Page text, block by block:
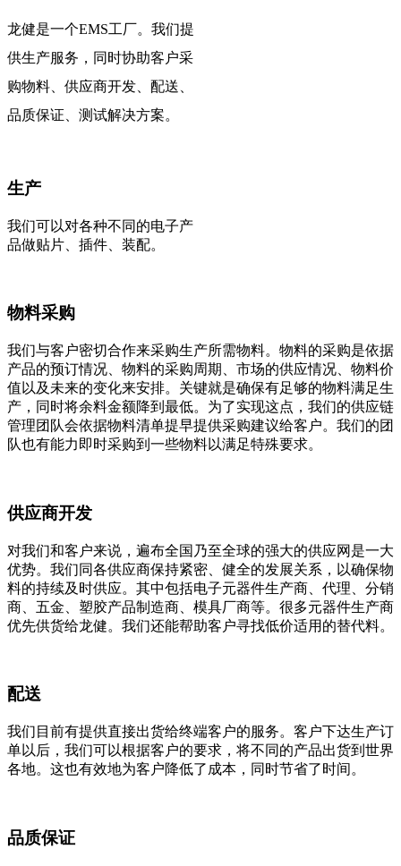
龙健是一个EMS工厂。我们提
供生产服务，同时协助客户采
购物料、供应商开发、配送、
品质保证、测试解决方案。
生产
我们可以对各种不同的电子产
品做贴片、插件、装配。
物料采购
我们与客户密切合作来采购生产所需物料。物料的采购是依据
产品的预订情况、物料的采购周期、市场的供应情况、物料价
值以及未来的变化来安排。关键就是确保有足够的物料满足生
产，同时将余料金额降到最低。为了实现这点，我们的供应链
管理团队会依据物料清单提早提供采购建议给客户。我们的团
队也有能力即时采购到一些物料以满足特殊要求。
供应商开发
对我们和客户来说，遍布全国乃至全球的强大的供应网是一大
优势。我们同各供应商保持紧密、健全的发展关系，以确保物
料的持续及时供应。其中包括电子元器件生产商、代理、分销
商、五金、塑胶产品制造商、模具厂商等。很多元器件生产商
优先供货给龙健。我们还能帮助客户寻找低价适用的替代料。
配送
我们目前有提供直接出货给终端客户的服务。客户下达生产订
单以后，我们可以根据客户的要求，将不同的产品出货到世界
各地。这也有效地为客户降低了成本，同时节省了时间。
品质保证